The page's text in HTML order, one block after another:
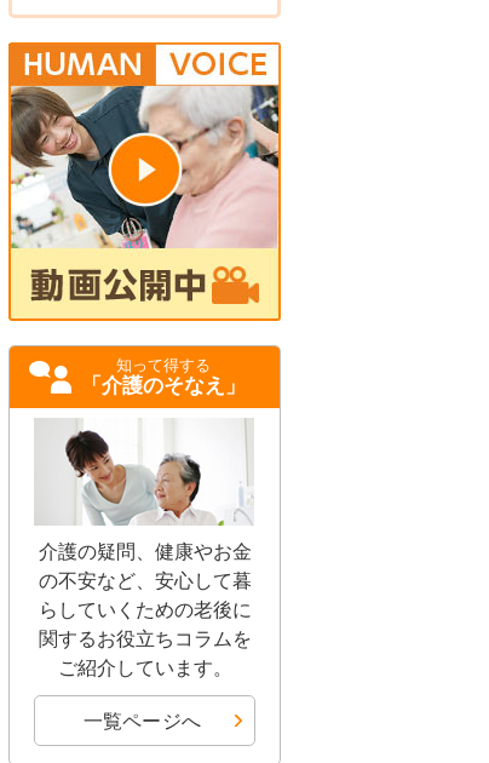
知って得する
「介護のそなえ」
介護の疑問、健康やお金
の不安など、安心して暮
らしていくための老後に
関するお役立ちコラムを
ご紹介しています。
一覧ページへ